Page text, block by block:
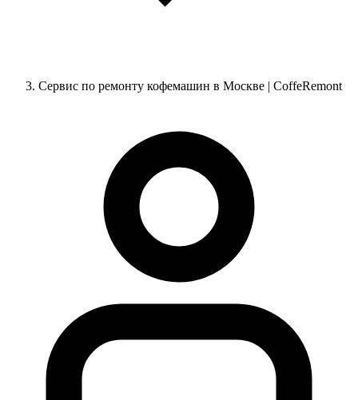
Сервис по ремонту кофемашин в Москве | CoffeRemont